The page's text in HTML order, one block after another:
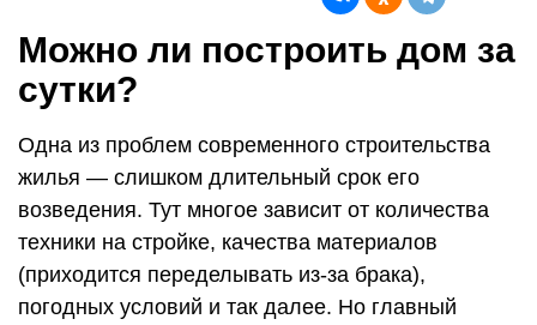
Можно ли построить дом за
сутки?
Одна из проблем современного строительства
жилья — слишком длительный срок его
возведения. Тут многое зависит от количества
техники на стройке, качества материалов
(приходится переделывать из-за брака),
погодных условий и так далее. Но главный